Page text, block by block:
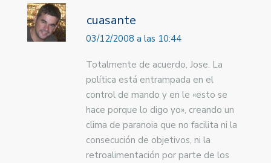
cuasante
03/12/2008 a las 10:44
Totalmente de acuerdo, Jose. La
política está entrampada en el
control de mando y en le «esto se
hace porque lo digo yo», creando un
clima de paranoia que no facilita ni la
consecución de objetivos, ni la
retroalimentación por parte de los